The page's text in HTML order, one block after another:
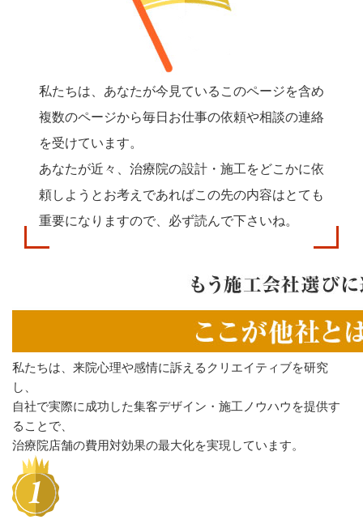
私たちは、あなたが今見ているこのページを含め
複数のページから毎日お仕事の依頼や相談の連絡
を受けています。
あなたが近々、治療院の設計・施工をどこかに依
頼しようとお考えであればこの先の内容はとても
重要になりますので、必ず読んで下さいね。
私たちは、来院心理や感情に訴えるクリエイティブを研究
し、
自社で実際に成功した集客デザイン・施工ノウハウを提供す
ることで、
治療院店舗の費用対効果の最大化を実現しています。